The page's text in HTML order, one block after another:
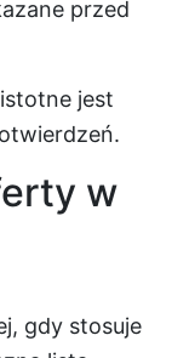
przed
jest
w
gdy stosuje